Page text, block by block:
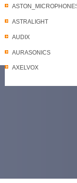
ASTON_MICROPHONES
ASTRALIGHT
AUDIX
AURASONICS
AXELVOX